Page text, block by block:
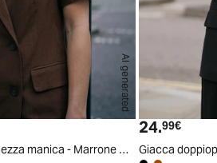
AI generated
S M
XL
Giacca doppiopetto a mezza manica - Marrone cioccolato
24.99€
Giacca